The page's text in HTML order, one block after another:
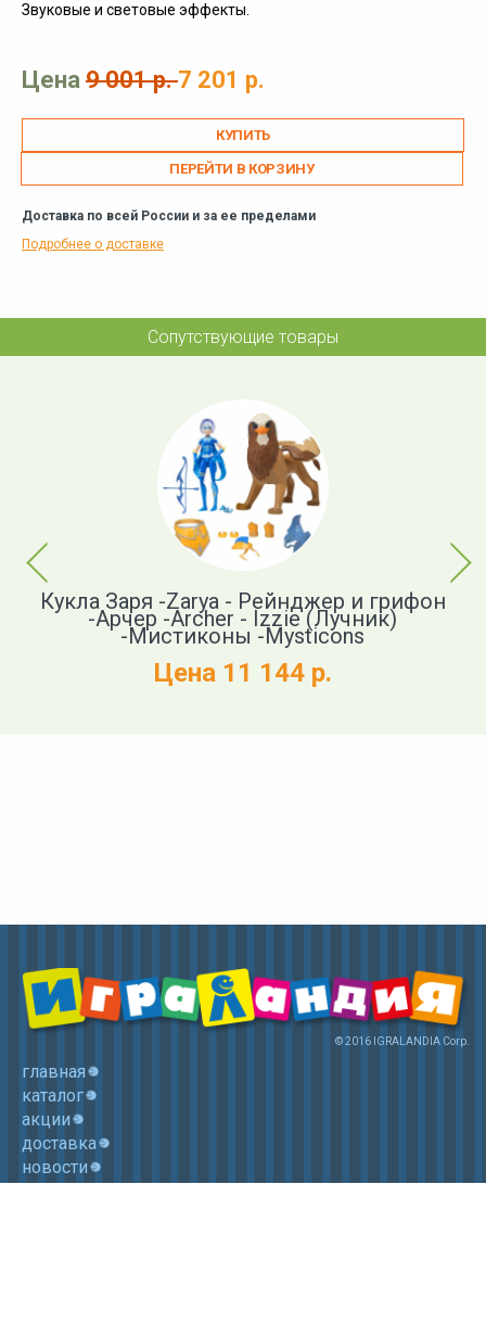
Звуковые и световые эффекты.
Цена 9 001 р.7 201 р.
ПЕРЕЙТИ В КОРЗИНУ
Доставка по всей России и за ее пределами
Подробнее о доставке
Сопутствующие товары
Previous
Кукла Заря -Zarya - Рейнджер и грифон
-Арчер -Archer - Izzie (Лучник)
-Мистиконы -Mysticons
Цена 11 144 р.
Next
© 2016 IGRALANDIA Corp.
главная
каталог
акции
доставка
новости